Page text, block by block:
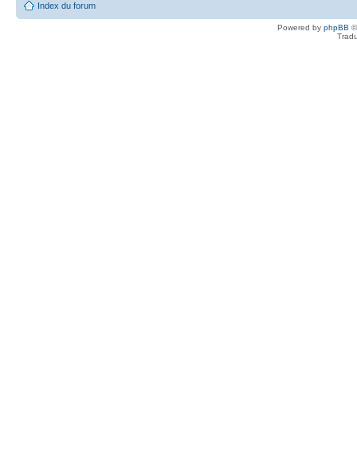
Index du forum
Powered by phpBB